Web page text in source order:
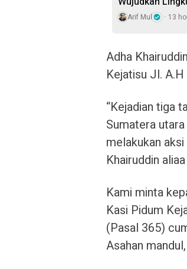
Arif Mul 13
Adha
Kejatisu Jl.
“Kejadian tiga
Sumatera
melakukan
Khairuddin
Kami minta
Kasi Pidum
(Pasal 365)
Asahan